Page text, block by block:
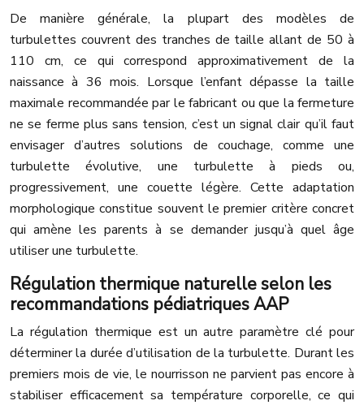
De manière générale, la plupart des modèles de
turbulettes couvrent des tranches de taille allant de 50 à
110 cm, ce qui correspond approximativement de la
naissance à 36 mois. Lorsque l’enfant dépasse la taille
maximale recommandée par le fabricant ou que la fermeture
ne se ferme plus sans tension, c’est un signal clair qu’il faut
envisager d’autres solutions de couchage, comme une
turbulette évolutive, une turbulette à pieds ou,
progressivement, une couette légère. Cette adaptation
morphologique constitue souvent le premier critère concret
qui amène les parents à se demander jusqu’à quel âge
utiliser une turbulette.
Régulation thermique naturelle selon les
recommandations pédiatriques AAP
La régulation thermique est un autre paramètre clé pour
déterminer la durée d’utilisation de la turbulette. Durant les
premiers mois de vie, le nourrisson ne parvient pas encore à
stabiliser efficacement sa température corporelle, ce qui